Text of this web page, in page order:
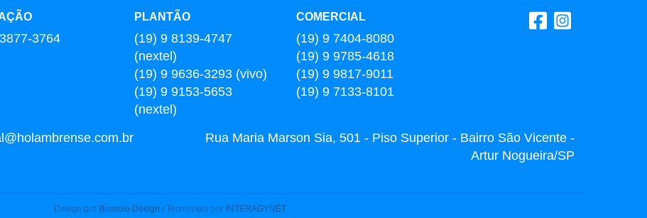
3764
PLANTÃO
(19) 9 8139-4747
(nextel)
(19) 9 9636-3293 (vivo)
(19) 9 9153-5653
(nextel)
COMERCIAL
(19) 9 7404-8080
(19) 9 9785-4618
(19) 9 9817-9011
(19) 9 7133-8101
Rua Maria Marson Sia, 501 - Piso Superior - Bairro São Vicente -
Artur Nogueira/SP
Design por Bússulo Design / Tecnologia por INTERAGYNET